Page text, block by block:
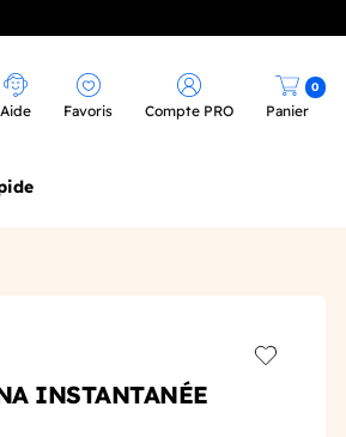
Aide Favoris Compte PRO Panier
0
INSTANTANÉE